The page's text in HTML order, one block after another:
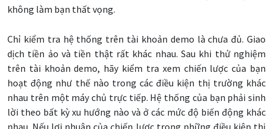
không làm bạn thất vọng.
Chỉ kiểm tra hệ thống trên tài khoản demo là chưa đủ. Giao
dịch tiền ảo và tiền thật rất khác nhau. Sau khi thử nghiệm
trên tài khoản demo, hãy kiểm tra xem chiến lược của bạn
hoạt động như thế nào trong các điều kiện thị trường khác
nhau trên một máy chủ trực tiếp. Hệ thống của bạn phải sinh
lời theo bất kỳ xu hướng nào và ở các mức độ biến động khác
nhau. Nếu lợi nhuận của chiến lược trong những điều kiện thị